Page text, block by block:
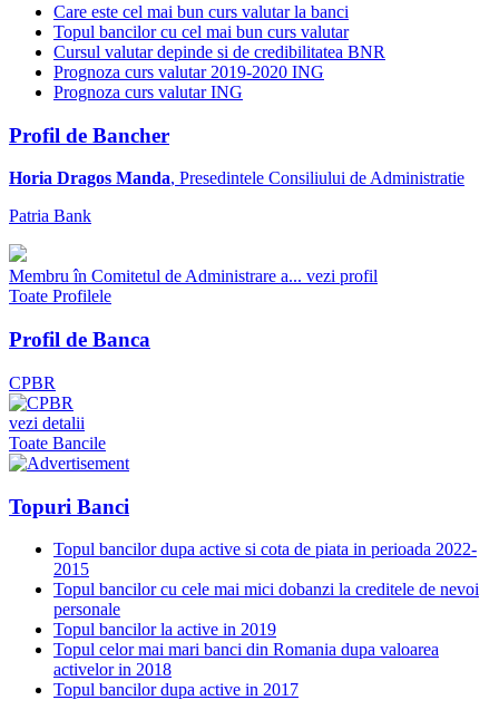
Care este cel mai bun curs valutar la banci
Topul bancilor cu cel mai bun curs valutar
Cursul valutar depinde si de credibilitatea BNR
Prognoza curs valutar 2019-2020 ING
Prognoza curs valutar ING
Profil de Bancher
Horia Dragos Manda, Presedintele Consiliului de Administratie
Patria Bank
Membru în Comitetul de Administrare a... vezi profil
Toate Profilele
Profil de Banca
CPBR
vezi detalii
Toate Bancile
Topuri Banci
Topul bancilor dupa active si cota de piata in perioada 2022-
2015
Topul bancilor cu cele mai mici dobanzi la creditele de nevoi
personale
Topul bancilor la active in 2019
Topul celor mai mari banci din Romania dupa valoarea
activelor in 2018
Topul bancilor dupa active in 2017